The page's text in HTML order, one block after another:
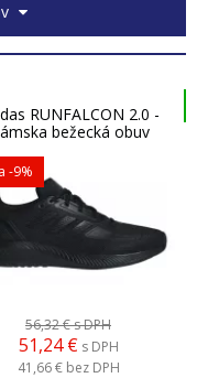
RUNFALCON 2.0 -
bežecká obuv
-9%
56,32 €s DPH
51,24 € s DPH
41,66 € bez DPH